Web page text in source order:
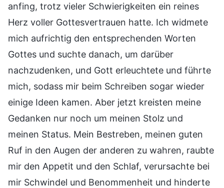
anfing, trotz vieler Schwierigkeiten ein reines
Herz voller Gottesvertrauen hatte. Ich widmete
mich aufrichtig den entsprechenden Worten
Gottes und suchte danach, um darüber
nachzudenken, und Gott erleuchtete und führte
mich, sodass mir beim Schreiben sogar wieder
einige Ideen kamen. Aber jetzt kreisten meine
Gedanken nur noch um meinen Stolz und
meinen Status. Mein Bestreben, meinen guten
Ruf in den Augen der anderen zu wahren, raubte
mir den Appetit und den Schlaf, verursachte bei
mir Schwindel und Benommenheit und hinderte